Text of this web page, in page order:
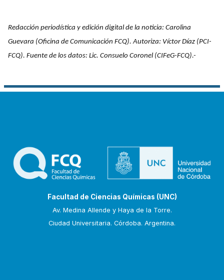
Redacción periodística y edición digital de la noticia: Carolina
Guevara (Oficina de Comunicación FCQ). Autoriza: Víctor Díaz (PCI-
FCQ). Fuente de los datos: Lic. Consuelo Coronel (CIFeG-FCQ).-
Facultad de Ciencias Químicas (UNC)
Av. Medina Allende y Haya de la Torre.
Ciudad Universitaria. Córdoba. Argentina.